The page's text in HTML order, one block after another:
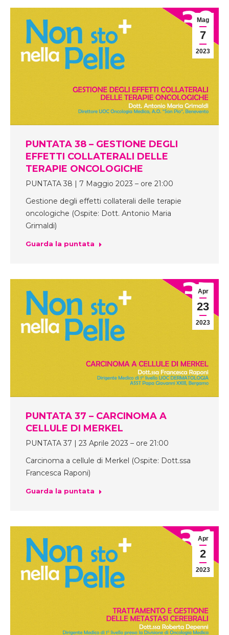
Mag
7
2023
PUNTATA 38 – GESTIONE DEGLI
EFFETTI COLLATERALI DELLE
TERAPIE ONCOLOGICHE
PUNTATA 38 | 7 Maggio 2023 – ore 21:00
Gestione degli effetti collaterali delle terapie
oncologiche (Ospite: Dott. Antonio Maria
Grimaldi)
Guarda la puntata
Apr
23
2023
PUNTATA 37 – CARCINOMA A
CELLULE DI MERKEL
PUNTATA 37 | 23 Aprile 2023 – ore 21:00
Carcinoma a cellule di Merkel (Ospite: Dott.ssa
Francesca Raponi)
Guarda la puntata
Apr
2
2023